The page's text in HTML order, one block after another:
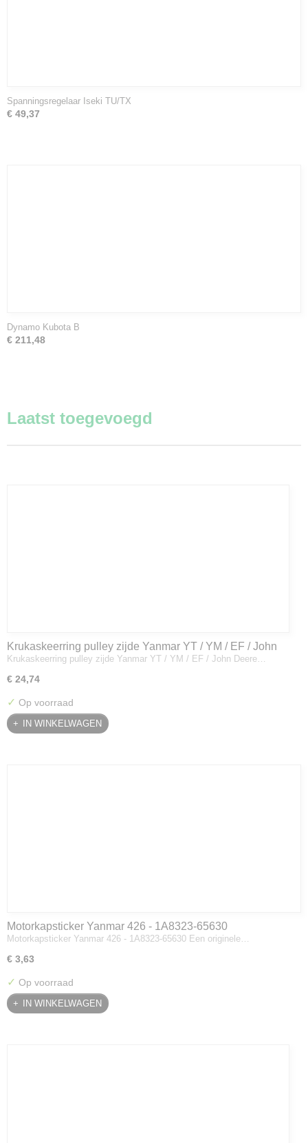
Spanningsregelaar Iseki TU/TX
€ 49,37
Dynamo Kubota B
€ 211,48
Laatst toegevoegd
Krukaskeerring pulley zijde Yanmar YT / YM / EF / John
Deere - 119934-01800
Krukaskeerring pulley zijde Yanmar YT / YM / EF / John Deere…
€ 24,74
✓ Op voorraad
IN WINKELWAGEN
Motorkapsticker Yanmar 426 - 1A8323-65630
Motorkapsticker Yanmar 426 - 1A8323-65630 Een originele…
€ 3,63
✓ Op voorraad
IN WINKELWAGEN